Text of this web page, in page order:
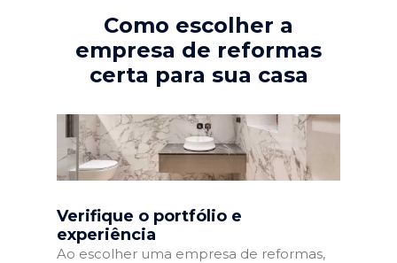
Como escolher a
empresa de reformas
certa para sua casa
Verifique o portfólio e
experiência
Ao escolher uma empresa de reformas,